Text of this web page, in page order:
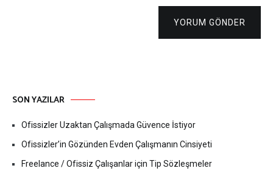
YORUM GÖNDER
SON YAZILAR
Ofissizler Uzaktan Çalışmada Güvence İstiyor
Ofissizler’in Gözünden Evden Çalışmanın Cinsiyeti
Freelance / Ofissiz Çalışanlar için Tip Sözleşmeler